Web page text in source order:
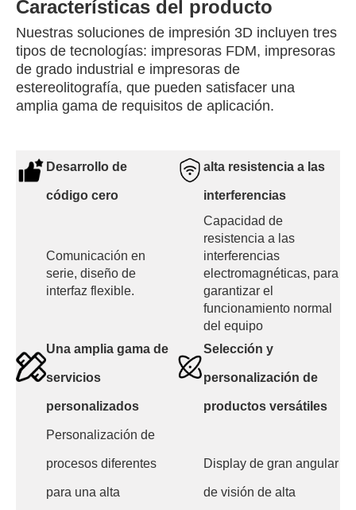
Características del producto
Nuestras soluciones de impresión 3D incluyen tres
tipos de tecnologías: impresoras FDM, impresoras
de grado industrial e impresoras de
estereolitografía, que pueden satisfacer una
amplia gama de requisitos de aplicación.
Desarrollo de
código cero
alta resistencia a las
interferencias
Comunicación en
serie, diseño de
interfaz flexible.
Capacidad de
resistencia a las
interferencias
electromagnéticas, para
garantizar el
funcionamiento normal
del equipo
Una amplia gama de
servicios
personalizados
Selección y
personalización de
productos versátiles
Personalización de
procesos diferentes
para una alta
Display de gran angular
de visión de alta